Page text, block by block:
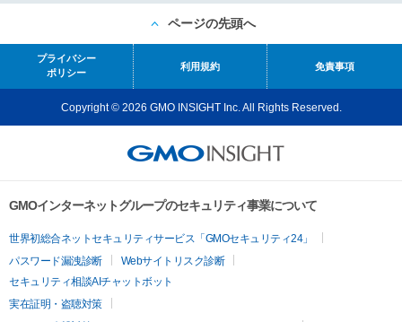
ページの先頭へ
プライバシー
ポリシー
利用規約 免責事項
Copyright © 2026 GMO INSIGHT Inc. All Rights Reserved.
GMOインターネットグループのセキュリティ事業について
世界初総合ネットセキュリティサービス「GMOセキュリティ24」
パスワード漏洩診断
Webサイトリスク診断
セキュリティ相談AIチャットボット
実在証明・盗聴対策